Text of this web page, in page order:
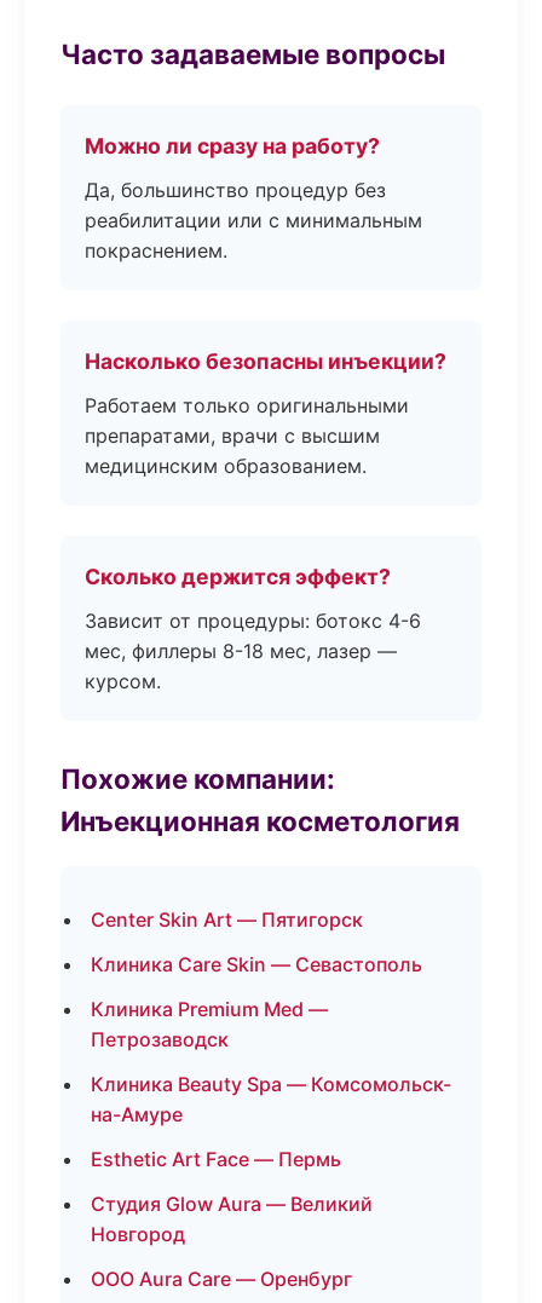
Часто задаваемые вопросы
Можно ли сразу на работу?
Да, большинство процедур без
реабилитации или с минимальным
покраснением.
Насколько безопасны инъекции?
Работаем только оригинальными
препаратами, врачи с высшим
медицинским образованием.
Сколько держится эффект?
Зависит от процедуры: ботокс 4-6
мес, филлеры 8-18 мес, лазер —
курсом.
Похожие компании:
Инъекционная косметология
Center Skin Art — Пятигорск
Клиника Care Skin — Севастополь
Клиника Premium Med —
Петрозаводск
Клиника Beauty Spa — Комсомольск-
на-Амуре
Esthetic Art Face — Пермь
Студия Glow Aura — Великий
Новгород
ООО Aura Care — Оренбург